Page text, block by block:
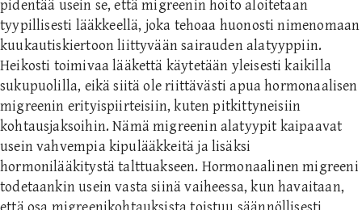
pidentää usein se, että migreenin hoito aloitetaan
tyypillisesti lääkkeellä, joka tehoaa huonosti nimenomaan
kuukautiskiertoon liittyvään sairauden alatyyppiin.
Heikosti toimivaa lääkettä käytetään yleisesti kaikilla
sukupuolilla, eikä siitä ole riittävästi apua hormonaalisen
migreenin erityispiirteisiin, kuten pitkittyneisiin
kohtausjaksoihin. Nämä migreenin alatyypit kaipaavat
usein vahvempia kipulääkkeitä ja lisäksi
hormonilääkitystä talttuakseen. Hormonaalinen migreeni
todetaankin usein vasta siinä vaiheessa, kun havaitaan,